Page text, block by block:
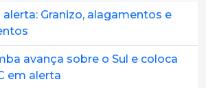
alerta: Granizo, alagamentos e
avança sobre o Sul e coloca
em alerta